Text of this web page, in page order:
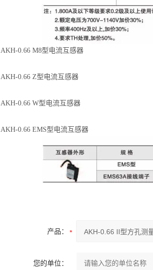
AKH-0.66 M8型电流互感器
AKH-0.66 Z型电流互感器
AKH-0.66 W型电流互感器
AKH-0.66 EMS型电流互感器
产品：
您的单位：